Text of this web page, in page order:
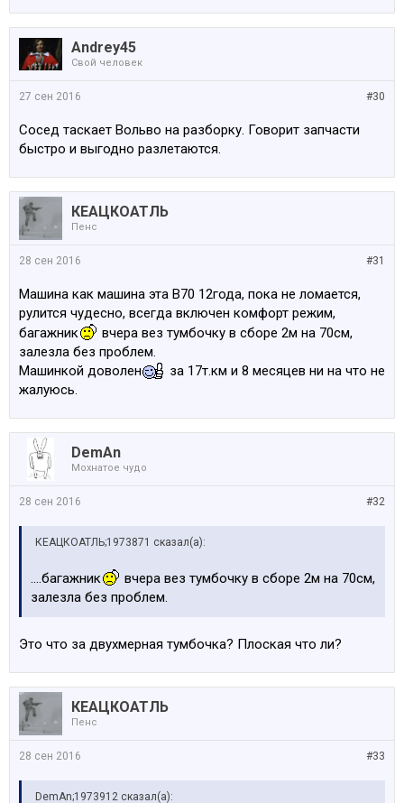
Andrey45
Свой человек
#30
27 сен 2016
Сосед таскает Вольво на разборку. Говорит запчасти
быстро и выгодно разлетаются.
КЕАЦКОАТЛЬ
Пенс
#31
28 сен 2016
Машина как машина эта В70 12года, пока не ломается,
рулится чудесно, всегда включен комфорт режим,
багажник
вчера вез тумбочку в сборе 2м на 70см,
залезла без проблем.
Машинкой доволен
за 17т.км и 8 месяцев ни на что не
жалуюсь.
DemAn
Мохнатое чудо
#32
28 сен 2016
КЕАЦКОАТЛЬ;1973871 сказал(а):
....багажник
вчера вез тумбочку в сборе 2м на 70см,
залезла без проблем.
Это что за двухмерная тумбочка? Плоская что ли?
КЕАЦКОАТЛЬ
Пенс
#33
28 сен 2016
DemAn;1973912 сказал(а):